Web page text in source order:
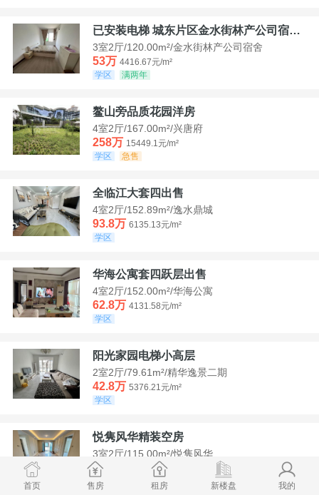
已安装电梯 城东片区金水街林产公司宿舍套三可看江景
3室2厅/120.00m²/金水街林产公司宿舍
53万 4416.67元/m²
学区
满两年
鳌山旁品质花园洋房
4室2厅/167.00m²/兴唐府
258万 15449.1元/m²
学区
急售
全临江大套四出售
4室2厅/152.89m²/逸水鼎城
93.8万 6135.13元/m²
学区
华海公寓套四跃层出售
4室2厅/152.00m²/华海公寓
62.8万 4131.58元/m²
学区
阳光家园电梯小高层
2室2厅/79.61m²/精华逸景二期
42.8万 5376.21元/m²
学区
悦隽风华精装空房
3室2厅/115.00m²/悦隽风华
95万
8260.87元/m²
学区
首页 售房 租房 新楼盘 我的